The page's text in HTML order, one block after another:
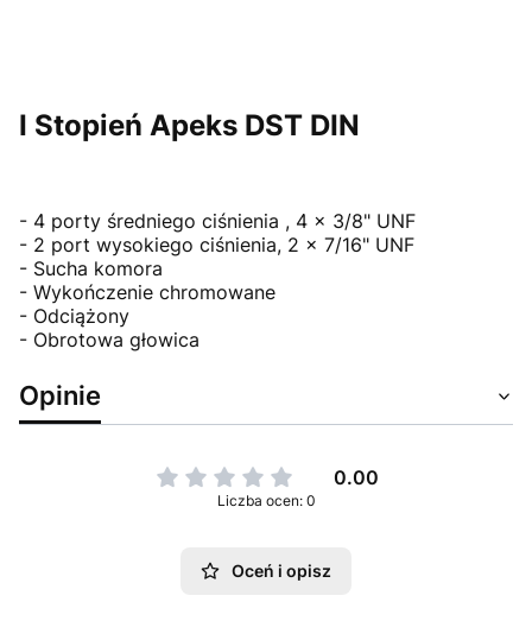
I Stopień Apeks DST DIN
- 4 porty średniego ciśnienia , 4 x 3/8" UNF
- 2 port wysokiego ciśnienia, 2 x 7/16" UNF
- Sucha komora
- Wykończenie chromowane
- Odciążony
- Obrotowa głowica
Opinie
0.00
Liczba ocen: 0
Oceń i opisz